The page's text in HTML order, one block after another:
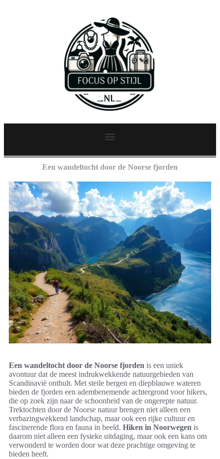
Een wandeltocht door de Noorse fjorden
Een wandeltocht door de Noorse fjorden is een uniek
avontuur dat de meest indrukwekkende natuurgebieden van
Scandinavië onthult. Met steile bergen en diepblauwe wateren
bieden de fjorden een adembenemende achtergrond voor hikers,
die op zoek zijn naar de schoonheid van de ongerepte natuur.
Trektochten door de Noorse natuur brengen niet alleen een
verbazingwekkend landschap, maar ook een rijke cultuur en
fascinerende flora en fauna in beeld. Hiken in Noorwegen is
daarom niet alleen een fysieke uitdaging, maar ook een kans om
verwonderd te worden door wat deze prachtige omgeving te
bieden heeft.